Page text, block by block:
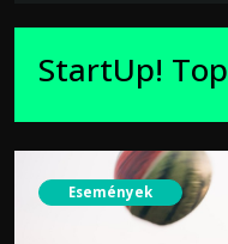
StartUp! Top
Események